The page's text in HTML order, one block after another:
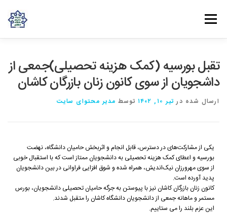
فهرست
تقبل بورسیه (کمک هزینه تحصیلی)جمعی از
داشجویان از سوی کانون زنان بازرگان کاشان
ارسال شده در تیر ۱۰, ۱۴۰۲ توسط مدیر محتوای سایت
یکی از مشارکت‌های در دسترس، قابل انجام و اثربخش حامیان دانشگاه، نهضت
بورسیه و اعطای کمک هزینه تحصیلی به دانشجویان ممتاز است که با استقبال خوبی
از سوی مهرورزان نیک‌اندیش، همراه شده و شوق افزایی فراوانی در بین دانشجویان
پدید آورده است.
کانون زنان بازرگان کاشان نیز با پیوستن به جرگه حامیان تحصیلی دانشجویان، بورس
مستمر و ماهانه جمعی از دانشجویان دانشگاه کاشان را متقبل شدند.
این عزم بلند را می ستاییم.